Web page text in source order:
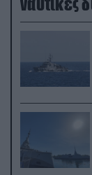
ναυτικές